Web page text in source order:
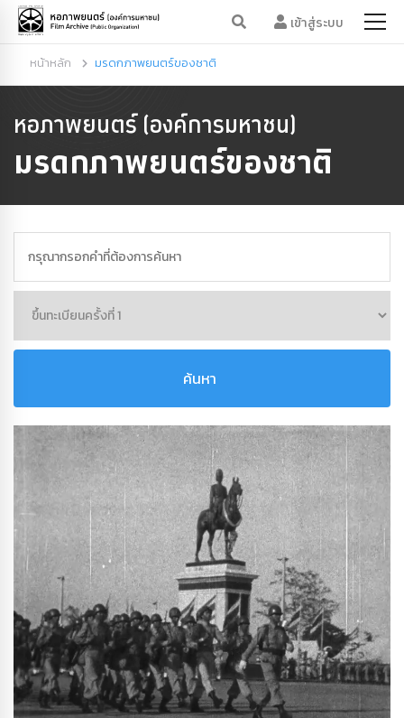
เข้าสู่ระบบ
หน้าหลัก มรดกภาพยนตร์ของชาติ
หอภาพยนตร์ (องค์การมหาชน)
มรดกภาพยนตร์ของชาติ
ค้นหา